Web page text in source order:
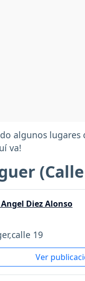
algunos
va!
Angel Diez Alonso
19
Ver